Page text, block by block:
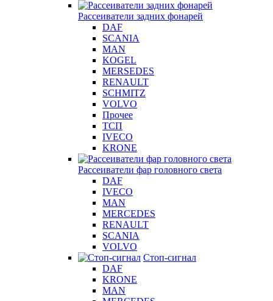
Рассеиватели задних фонарей
DAF
SCANIA
MAN
KOGEL
MERSEDES
RENAULT
SCHMITZ
VOLVO
Прочее
ТСП
IVECO
KRONE
Рассеиватели фар головного света
DAF
IVECO
MAN
MERCEDES
RENAULT
SCANIA
VOLVO
Стоп-сигнал
DAF
KRONE
MAN